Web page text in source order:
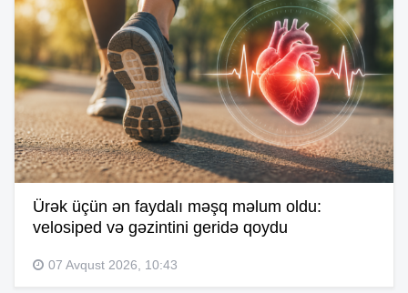
Ürək üçün ən faydalı məşq məlum oldu:
velosiped və gəzintini geridə qoydu
07 Avqust 2026, 10:43